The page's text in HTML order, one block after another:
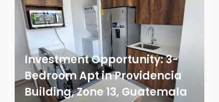
Investment Opportunity: 3-
Bedroom Apt in Providencia
Building, Zone 13, Guatemala